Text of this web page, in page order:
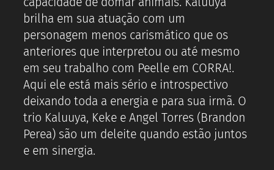
brilha em sua atuação com um
personagem menos carismático que os
anteriores que interpretou ou até mesmo
em seu trabalho com Peelle em CORRA!.
Aqui ele está mais sério e introspectivo
deixando toda a energia e para sua irmã. O
trio Kaluuya, Keke e Angel Torres (Brandon
Perea) são um deleite quando estão juntos
e em sinergia.